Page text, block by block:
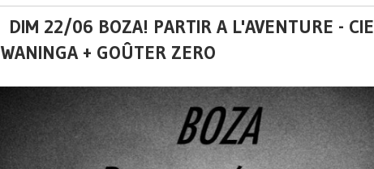
DIM 22/06 BOZA! PARTIR A L'AVENTURE - CIE
WANINGA + GOÛTER ZERO